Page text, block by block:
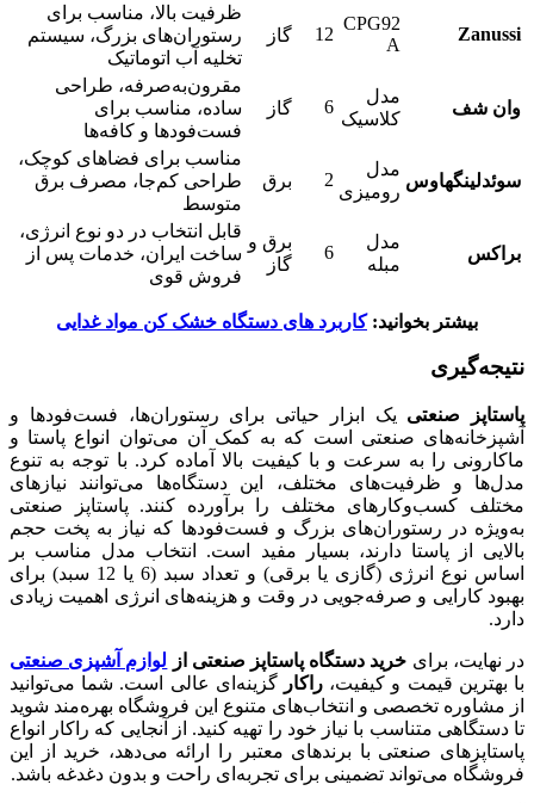
Zanussi
CPG92
A
12 گاز
ظرفیت بالا، مناسب برای
رستوران‌های بزرگ، سیستم
تخلیه آب اتوماتیک
وان شف
مدل
کلاسیک
6 گاز
مقرون‌به‌صرفه، طراحی
ساده، مناسب برای
فست‌فودها و کافه‌ها
سوئدلینگهاوس
مدل
رومیزی
2 برق
مناسب برای فضاهای کوچک،
طراحی کم‌جا، مصرف برق
متوسط
براکس
مدل
مبله
6
برق و
گاز
قابل انتخاب در دو نوع انرژی،
ساخت ایران، خدمات پس از
فروش قوی
بیشتر بخوانید:کاربرد های دستگاه خشک کن مواد غدایی
نتیجه‌گیری
پاستاپز صنعتی یک ابزار حیاتی برای رستوران‌ها، فست‌فودها و
آشپزخانه‌های صنعتی است که به کمک آن می‌توان انواع پاستا و
ماکارونی را به سرعت و با کیفیت بالا آماده کرد. با توجه به تنوع
مدل‌ها و ظرفیت‌های مختلف، این دستگاه‌ها می‌توانند نیازهای
مختلف کسب‌وکارهای مختلف را برآورده کنند. پاستاپز صنعتی
به‌ویژه در رستوران‌های بزرگ و فست‌فودها که نیاز به پخت حجم
بالایی از پاستا دارند، بسیار مفید است. انتخاب مدل مناسب بر
اساس نوع انرژی (گازی یا برقی) و تعداد سبد (6 یا 12 سبد) برای
بهبود کارایی و صرفه‌جویی در وقت و هزینه‌های انرژی اهمیت زیادی
دارد.
در نهایت، برای خرید دستگاه پاستاپز صنعتی از لوازم آشپزی صنعتی
با بهترین قیمت و کیفیت، راکار گزینه‌ای عالی است. شما می‌توانید
از مشاوره تخصصی و انتخاب‌های متنوع این فروشگاه بهره‌مند شوید
تا دستگاهی متناسب با نیاز خود را تهیه کنید. از آنجایی که راکار انواع
پاستاپزهای صنعتی با برندهای معتبر را ارائه می‌دهد، خرید از این
فروشگاه می‌تواند تضمینی برای تجربه‌ای راحت و بدون دغدغه باشد.